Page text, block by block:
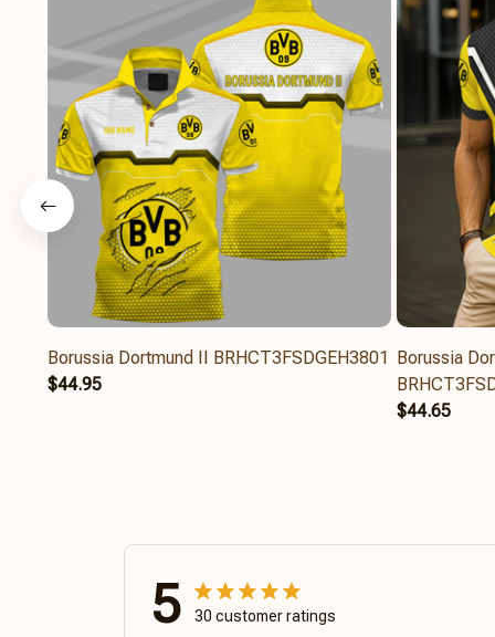
Borussia Dortmund II BRHCT3FSDGEH3801
$44.95
Borussia
$44.65
5 30 customer ratings